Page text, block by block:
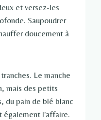
et versez-les
Saupoudrer
doucement à
Le manche
mais des petits
du pain de blé blanc
également l'affaire.